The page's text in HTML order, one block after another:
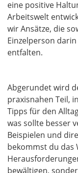
eine positive
Arbeitswelt
wir Ansätze, die
Einzelperson
entfalten.
Abgerundet wird
praxisnahen Teil,
Tipps für den
was sollte besser
Beispielen und
bekommst du das
bewältigen,